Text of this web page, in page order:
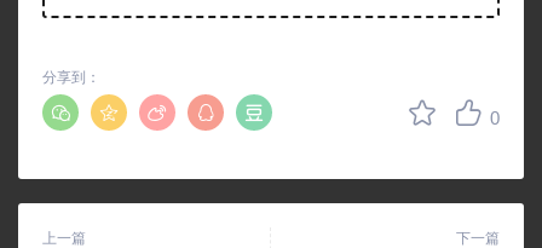
0
分享到：
上一篇 下一篇